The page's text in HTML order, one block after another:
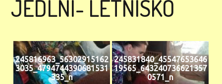
JEDLNI- LETNISKO
245816963_56302915162
3035_4794744390681531
335_n
245831840_45547653646
19565_643240736621357
0571_n